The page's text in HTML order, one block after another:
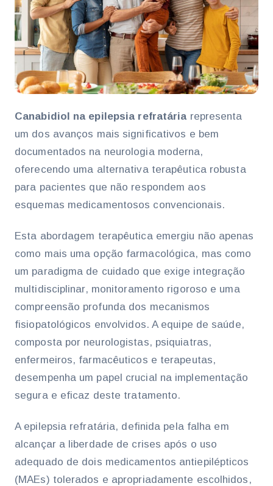
Canabidiol na epilepsia refratáriarepresenta
um dos avanços mais significativos e bem
documentados na neurologia moderna,
oferecendo uma alternativa terapêutica robusta
para pacientes que não respondem aos
esquemas medicamentosos convencionais.
Esta abordagem terapêutica emergiu não apenas
como mais uma opção farmacológica, mas como
um paradigma de cuidado que exige integração
multidisciplinar, monitoramento rigoroso e uma
compreensão profunda dos mecanismos
fisiopatológicos envolvidos. A equipe de saúde,
composta por neurologistas, psiquiatras,
enfermeiros, farmacêuticos e terapeutas,
desempenha um papel crucial na implementação
segura e eficaz deste tratamento.
A epilepsia refratária, definida pela falha em
alcançar a liberdade de crises após o uso
adequado de dois medicamentos antiepilépticos
(MAEs) tolerados e apropriadamente escolhidos,